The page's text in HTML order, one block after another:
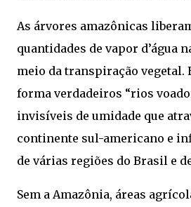
As árvores amazônicas
quantidades de vapor d’água
meio da transpiração vegetal.
forma verdadeiros “rios
invisíveis de umidade que
continente sul-americano e
de várias regiões do Brasil e
Sem a Amazônia, áreas